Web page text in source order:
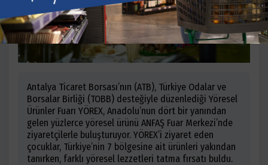
Antalya Ticaret Borsası’nın (ATB), Türkiye Odalar ve
Borsalar Birliği (TOBB) desteğiyle düzenlediği Yöresel
Ürünler Fuarı YÖREX, Anadolu’nun dört bir yanından
gelen yüzlerce yöresel ürünü ANFAŞ Fuar Merkezi’nde
ziyaretçilerle buluşturuyor. YÖREX’i ziyaret eden
çocuklar, Türkiye’nin 7 bölgesine ait ürünleri yakından
tanırken, farklı yöresel lezzetleri tatma fırsatı buldu.